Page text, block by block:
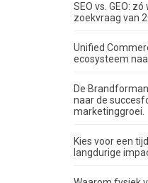
SEO vs. GEO:
zoekvraag van
Unified
ecosysteem
De
naar de
marketinggroei.
Kies voor een
langdurige